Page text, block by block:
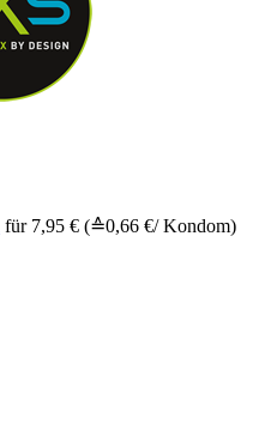
für 7,95 € (≙0,66 €/ Kondom)